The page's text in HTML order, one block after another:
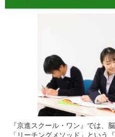
『京進スクール・ワン』では、
「リーチングメソッド」という